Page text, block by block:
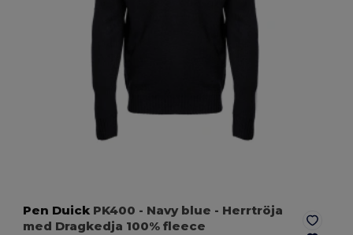
Pen Duick PK400 - Navy blue - Herrtröja
med Dragkedja 100% fleece